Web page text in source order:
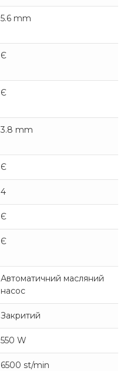
5.6 mm
Є
Є
3.8 mm
Є
4
Є
Є
Автоматичний масляний
насос
Закритий
550 W
6500 st/min